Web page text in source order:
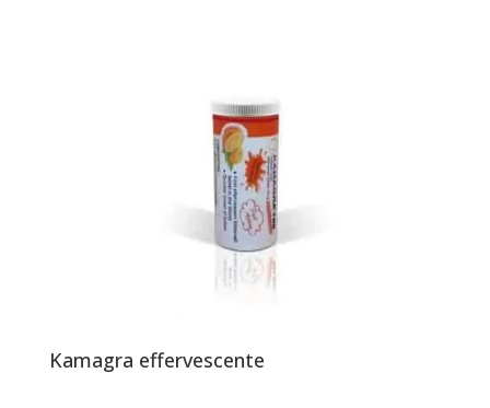
Kamagra effervescente